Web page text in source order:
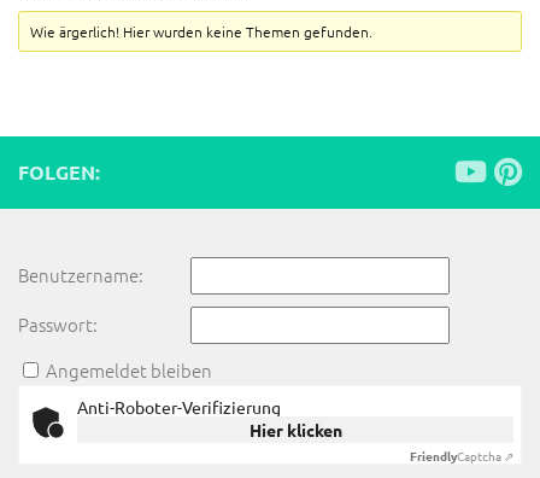
Wie ärgerlich! Hier wurden keine Themen gefunden.
FOLGEN:
Benutzername:
Passwort:
Angemeldet bleiben
Anti-Roboter-Verifizierung
Hier klicken
FriendlyCaptcha ⇗